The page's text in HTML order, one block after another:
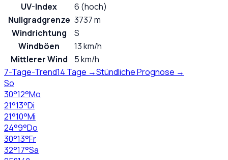
UV-Index
6 (hoch)
Nullgradgrenze 3737 m
Windrichtung
S
Windböen
13 km/h
Mittlerer Wind
5 km/h
7-Tage-Trend14 Tage →Stündliche Prognose →
So
30°12°Mo
21°13°Di
21°10°Mi
24°9°Do
30°13°Fr
32°17°Sa